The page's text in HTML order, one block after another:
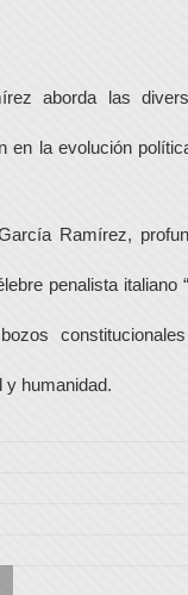
aborda las
en la evolución
Ramírez,
penalista italiano
y humanidad.